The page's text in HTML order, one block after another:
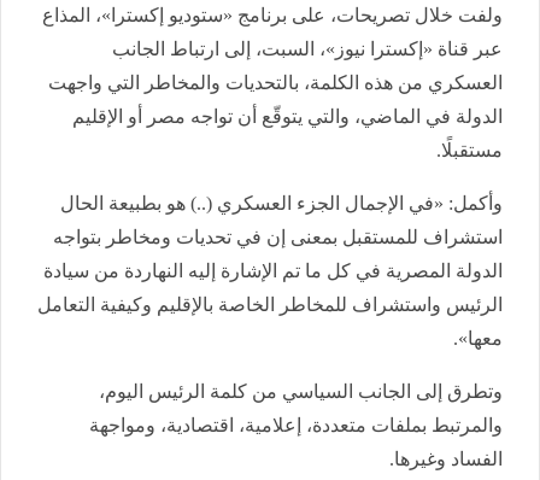
ولفت خلال تصريحات، على برنامج «ستوديو إكسترا»، المذاع
عبر قناة «إكسترا نيوز»، السبت، إلى ارتباط الجانب
العسكري من هذه الكلمة، بالتحديات والمخاطر التي واجهت
الدولة في الماضي، والتي يتوقّع أن تواجه مصر أو الإقليم
مستقبلًا.
وأكمل: «في الإجمال الجزء العسكري (..) هو بطبيعة الحال
استشراف للمستقبل بمعنى إن في تحديات ومخاطر بتواجه
الدولة المصرية في كل ما تم الإشارة إليه النهاردة من سيادة
الرئيس واستشراف للمخاطر الخاصة بالإقليم وكيفية التعامل
معها».
وتطرق إلى الجانب السياسي من كلمة الرئيس اليوم،
والمرتبط بملفات متعددة، إعلامية، اقتصادية، ومواجهة
الفساد وغيرها.